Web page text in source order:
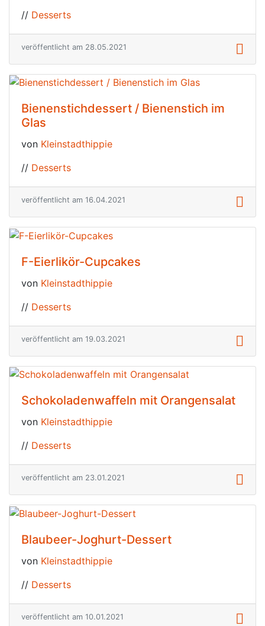
// Desserts
veröffentlicht am 28.05.2021
Bienenstichdessert / Bienenstich im
Glas
von Kleinstadthippie
// Desserts
veröffentlicht am 16.04.2021
F-Eierlikör-Cupcakes
von Kleinstadthippie
// Desserts
veröffentlicht am 19.03.2021
Schokoladenwaffeln mit Orangensalat
von Kleinstadthippie
// Desserts
veröffentlicht am 23.01.2021
Blaubeer-Joghurt-Dessert
von Kleinstadthippie
// Desserts
veröffentlicht am 10.01.2021